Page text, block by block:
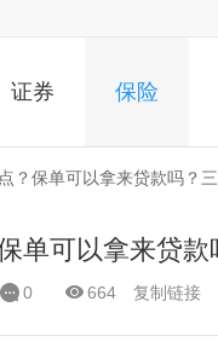
证券 保险
？保单可以拿来贷款吗？
单可以拿来贷
0 664 复制链接